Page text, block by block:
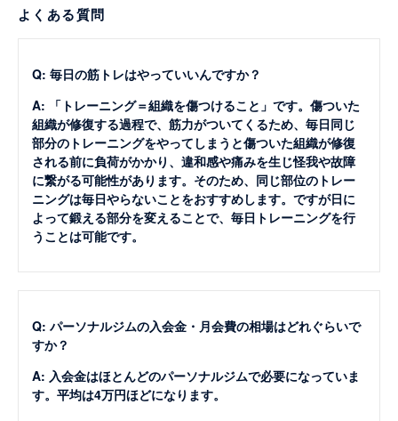
よくある質問
Q: 毎日の筋トレはやっていいんですか？
A: 「トレーニング＝組織を傷つけること」です。傷ついた
組織が修復する過程で、筋力がついてくるため、毎日同じ
部分のトレーニングをやってしまうと傷ついた組織が修復
される前に負荷がかかり、違和感や痛みを生じ怪我や故障
に繋がる可能性があります。そのため、同じ部位のトレー
ニングは毎日やらないことをおすすめします。ですが日に
よって鍛える部分を変えることで、毎日トレーニングを行
うことは可能です。
Q: パーソナルジムの入会金・月会費の相場はどれぐらいで
すか？
A: 入会金はほとんどのパーソナルジムで必要になっていま
す。平均は4万円ほどになります。